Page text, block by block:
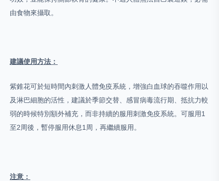
由食物來攝取。
建議使用方法：
紫錐花可於短時間內刺激人體免疫系統，增強白血球的吞噬作用以
及淋巴細胞的活性，建議於季節交替、感冒病毒流行期、抵抗力較
弱的時候特別額外補充，而非持續的服用刺激免疫系統。可服用1
至2周後，暫停服用休息1周，再繼續服用。
注意：